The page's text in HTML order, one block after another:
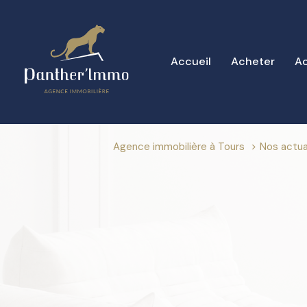
Accueil Acheter
Agence immobilière à Tours nos